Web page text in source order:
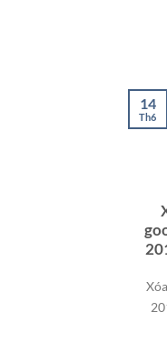
14
Th6